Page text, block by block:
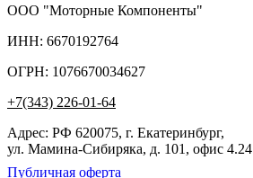
ООО "Моторные Компоненты"
ИНН: 6670192764
ОГРН: 1076670034627
+7(343) 226-01-64
Адрес: РФ 620075, г. Екатеринбург,
ул. Мамина-Сибиряка, д. 101, офис 4.24
Публичная оферта